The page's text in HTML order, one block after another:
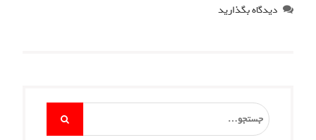
دیدگاه بگذارید
Search
for: